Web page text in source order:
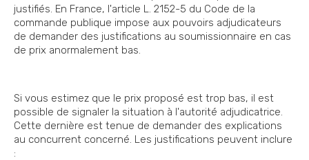
justifiés. En France, l'article L. 2152-5 du Code de la
commande publique impose aux pouvoirs adjudicateurs
de demander des justifications au soumissionnaire en cas
de prix anormalement bas.
Si vous estimez que le prix proposé est trop bas, il est
possible de signaler la situation à l'autorité adjudicatrice.
Cette dernière est tenue de demander des explications
au concurrent concerné. Les justifications peuvent inclure
: